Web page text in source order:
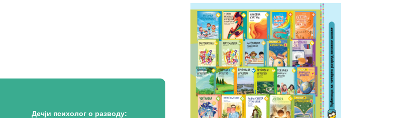
Дечји психолог о разводу: